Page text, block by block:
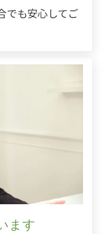
でも安心してご
ます